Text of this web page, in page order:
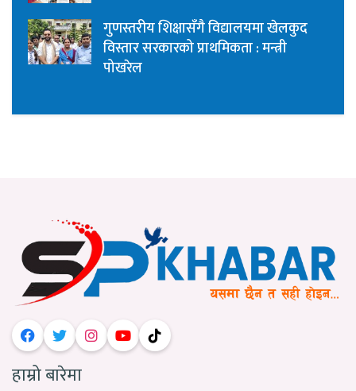
गुणस्तरीय शिक्षासँगै विद्यालयमा खेलकुद
विस्तार सरकारको प्राथमिकता : मन्त्री
पोखरेल
हाम्रो बारेमा